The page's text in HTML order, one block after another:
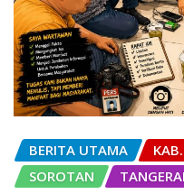
BERITA UTAMA
SOROTAN